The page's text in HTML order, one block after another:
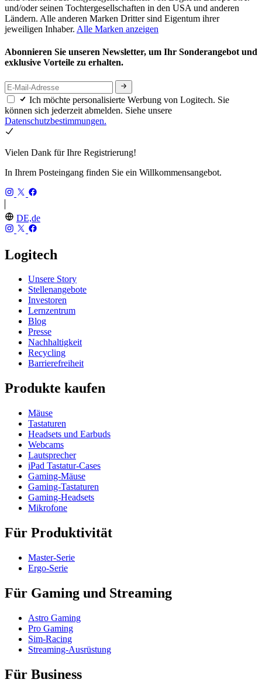
und/oder seinen Tochtergesellschaften in den USA und anderen
Ländern. Alle anderen Marken Dritter sind Eigentum ihrer
jeweiligen Inhaber. Alle Marken anzeigen
Abonnieren Sie unseren Newsletter, um Ihr Sonderangebot und
exklusive Vorteile zu erhalten.
Ich möchte personalisierte Werbung von Logitech. Sie
können sich jederzeit abmelden. Siehe unsere
Datenschutzbestimmungen.
Vielen Dank für Ihre Registrierung!
In Ihrem Posteingang finden Sie ein Willkommensangebot.
DE,de
Logitech
Unsere Story
Stellenangebote
Investoren
Lernzentrum
Blog
Presse
Nachhaltigkeit
Recycling
Barrierefreiheit
Produkte kaufen
Mäuse
Tastaturen
Headsets und Earbuds
Webcams
Lautsprecher
iPad Tastatur-Cases
Gaming-Mäuse
Gaming-Tastaturen
Gaming-Headsets
Mikrofone
Für Produktivität
Master-Serie
Ergo-Serie
Für Gaming und Streaming
Astro Gaming
Pro Gaming
Sim-Racing
Streaming-Ausrüstung
Für Business